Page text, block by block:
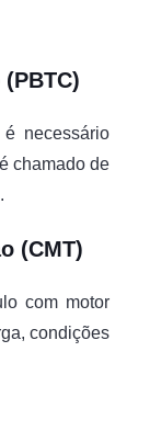
necessário
chamado de
(CMT)
com motor
condições